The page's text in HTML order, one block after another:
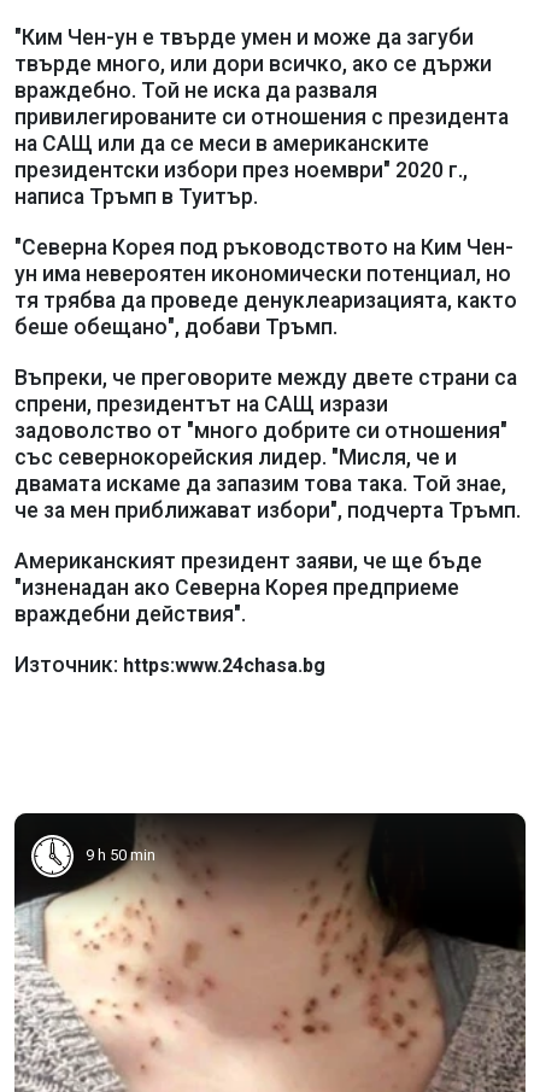
"Ким Чен-ун е твърде умен и може да загуби
твърде много, или дори всичко, ако се държи
враждебно. Той не иска да разваля
привилегированите си отношения с президента
на САЩ или да се меси в американските
президентски избори през ноември" 2020 г.,
написа Тръмп в Туитър.
"Северна Корея под ръководството на Ким Чен-
ун има невероятен икономически потенциал, но
тя трябва да проведе денуклеаризацията, както
беше обещано", добави Тръмп.
Въпреки, че преговорите между двете страни са
спрени, президентът на САЩ изрази
задоволство от "много добрите си отношения"
със севернокорейския лидер. "Мисля, че и
двамата искаме да запазим това така. Той знае,
че за мен приближават избори", подчерта Тръмп.
Американският президент заяви, че ще бъде
"изненадан ако Северна Корея предприеме
враждебни действия".
Източник: https:www.24chasa.bg
9 h 50 min